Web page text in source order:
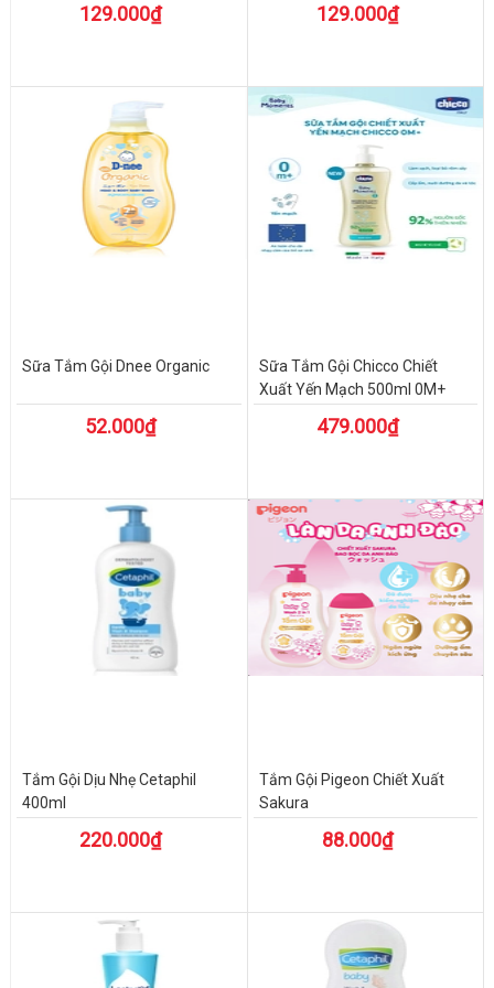
129.000₫ 129.000₫
Sữa Tắm Gội Dnee Organic
52.000₫
Sữa Tắm Gội Chicco Chiết
Xuất Yến Mạch 500ml 0M+
479.000₫
Tắm Gội Dịu Nhẹ Cetaphil
400ml
220.000₫
Tắm Gội Pigeon Chiết Xuất
Sakura
88.000₫